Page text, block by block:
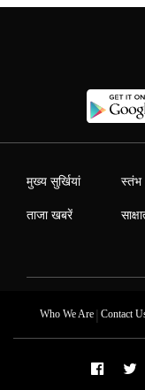
मुख्य सुर्खियां
ताजा खबरें
स्तंभ
Who We Are| Contact